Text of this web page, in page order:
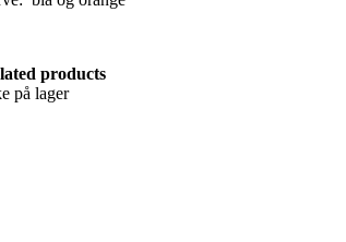
products
på lager